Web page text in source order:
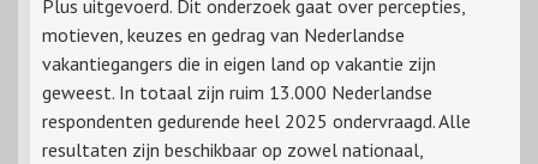
Plus uitgevoerd. Dit onderzoek gaat over percepties,
motieven, keuzes en gedrag van Nederlandse
vakantiegangers die in eigen land op vakantie zijn
geweest. In totaal zijn ruim 13.000 Nederlandse
respondenten gedurende heel 2025 ondervraagd. Alle
resultaten zijn beschikbaar op zowel nationaal,